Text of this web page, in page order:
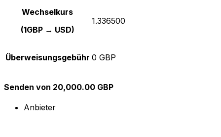
Wechselkurs
(1GBP → USD)
1.336500
Überweisungsgebühr 0 GBP
Senden von 20,000.00 GBP
Anbieter